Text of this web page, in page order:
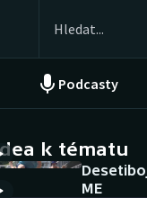
Podcasty
NEPŘEHLÉDNĚTE
Historické
k tématu
ME